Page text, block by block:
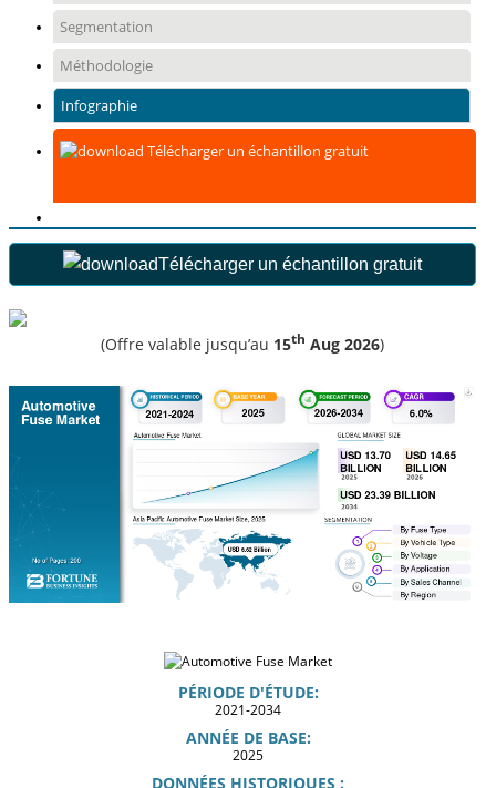
Segmentation
Méthodologie
Infographie
Télécharger un échantillon gratuit
Télécharger un échantillon gratuit
(Offre valable jusqu’au 15th Aug 2026)
PÉRIODE D'ÉTUDE:
2021-2034
ANNÉE DE BASE:
2025
DONNÉES HISTORIQUES :